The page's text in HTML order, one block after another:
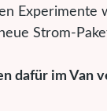
Experimente
Strom-
dafür im Van